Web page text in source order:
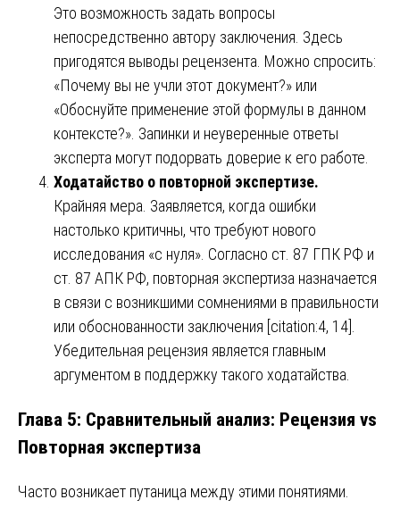
Это возможность задать вопросы
непосредственно автору заключения. Здесь
пригодятся выводы рецензента. Можно спросить:
«Почему вы не учли этот документ?» или
«Обоснуйте применение этой формулы в данном
контексте?». Запинки и неуверенные ответы
эксперта могут подорвать доверие к его работе.
Ходатайство о повторной экспертизе.
Крайняя мера. Заявляется, когда ошибки
настолько критичны, что требуют нового
исследования «с нуля». Согласно ст. 87 ГПК РФ и
ст. 87 АПК РФ, повторная экспертиза назначается
в связи с возникшими сомнениями в правильности
или обоснованности заключения [citation:4, 14].
Убедительная рецензия является главным
аргументом в поддержку такого ходатайства.
Глава 5: Сравнительный анализ: Рецензия vs
Повторная экспертиза
Часто возникает путаница между этими понятиями.